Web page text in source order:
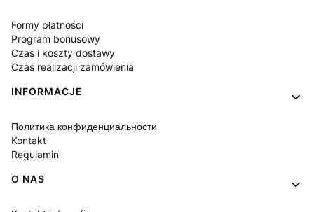
Formy płatności
Program bonusowy
Czas i koszty dostawy
Czas realizacji zamówienia
INFORMACJE
Политика конфиденциальности
Kontakt
Regulamin
O NAS